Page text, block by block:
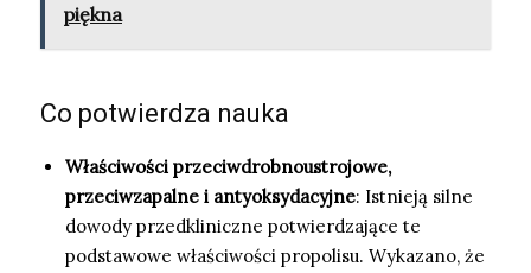
piękna
Co potwierdza nauka
Właściwości przeciwdrobnoustrojowe,
przeciwzapalne i antyoksydacyjne: Istnieją silne
dowody przedkliniczne potwierdzające te
podstawowe właściwości propolisu. Wykazano, że